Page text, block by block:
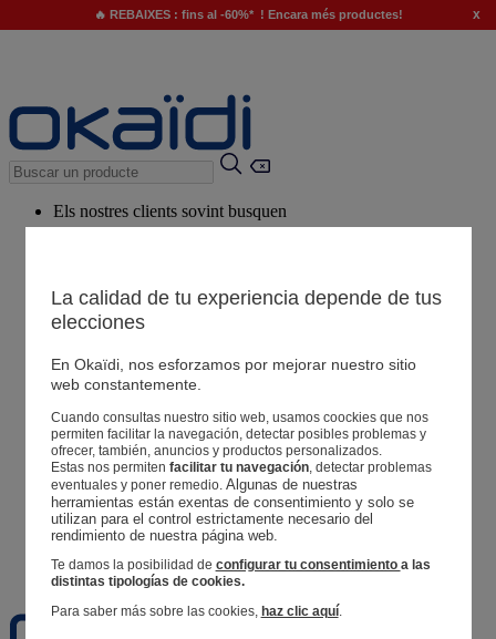
🔥 REBAIXES : fins al -60%* ! Encara més productes! x
Els nostres clients sovint busquen
El nostre consell
Productes suggerits
Botigues
La teva informació
Segueix una comanda
Cistella
Favorits
La calidad de tu experiencia depende de tus
elecciones
En Okaïdi, nos esforzamos por mejorar nuestro sitio
web constantemente.
Cuando consultas nuestro sitio web, usamos coockies que nos
permiten facilitar la navegación, detectar posibles problemas y
ofrecer, también, anuncios y productos personalizados.
Estas nos permiten facilitar tu navegación, detectar problemas
eventuales y poner remedio. Algunas de nuestras
herramientas están exentas de consentimiento y solo se
utilizan para el control estrictamente necesario del
rendimiento de nuestra página web.
Te damos la posibilidad de configurar tu consentimiento a las
distintas tipologías de cookies.
Para saber más sobre las cookies, haz clic aquí.